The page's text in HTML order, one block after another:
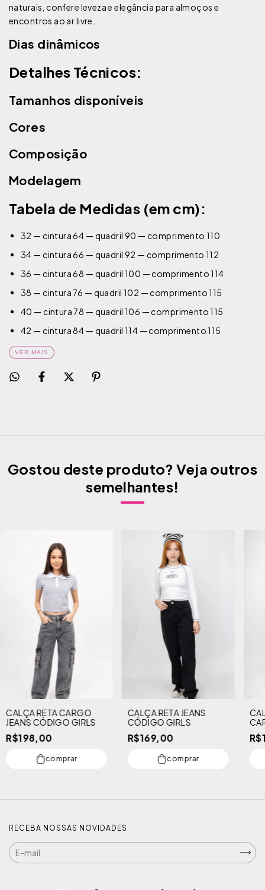
naturais, confere leveza e elegância para almoços e
encontros ao ar livre.
Dias dinâmicos
Detalhes Técnicos:
Tamanhos disponíveis
Cores
Composição
Modelagem
Tabela de Medidas (em cm):
32 — cintura 64 — quadril 90 — comprimento 110
34 — cintura 66 — quadril 92 — comprimento 112
36 — cintura 68 — quadril 100 — comprimento 114
38 — cintura 76 — quadril 102 — comprimento 115
40 — cintura 78 — quadril 106 — comprimento 115
42 — cintura 84 — quadril 114 — comprimento 115
VER MAIS
Gostou deste produto? Veja outros
semelhantes!
CALÇA RETA CARGO
JEANS CÓDIGO GIRLS
R$198,00
comprar
CALÇA RETA JEANS
CÓDIGO GIRLS
R$169,00
comprar
RECEBA NOSSAS NOVIDADES